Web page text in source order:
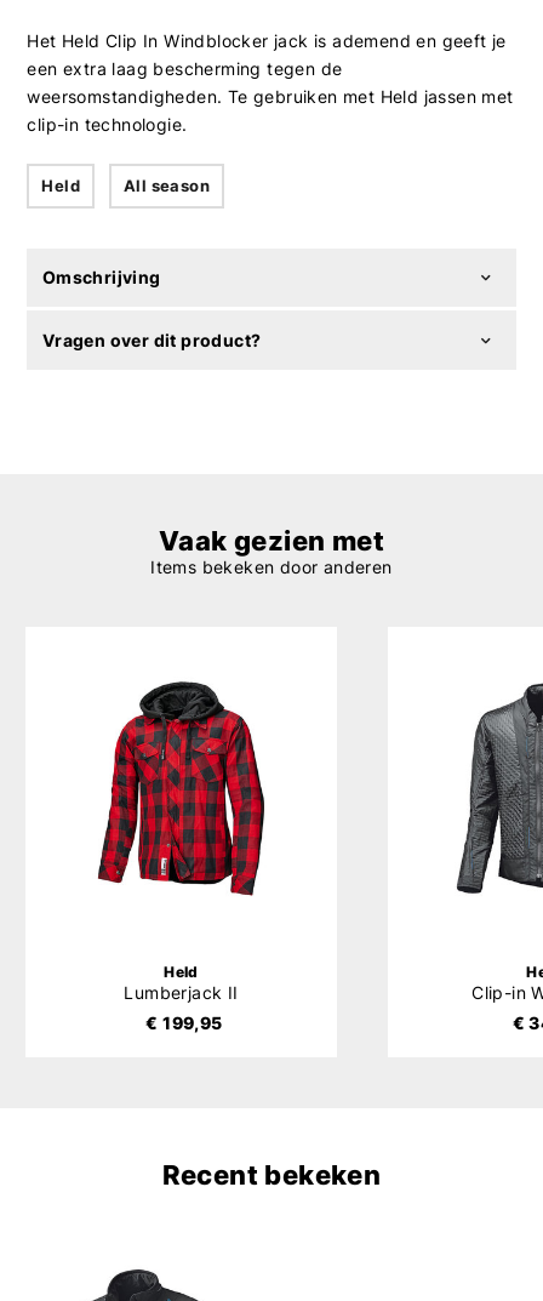
Het Held Clip In Windblocker jack is ademend en geeft je
een extra laag bescherming tegen de
weersomstandigheden. Te gebruiken met Held jassen met
clip-in technologie.
Held All season
Omschrijving
Vragen over dit product?
Vaak gezien met
Items bekeken door anderen
Held
Lumberjack II
€ 199,95
Clip-in
€
Recent bekeken